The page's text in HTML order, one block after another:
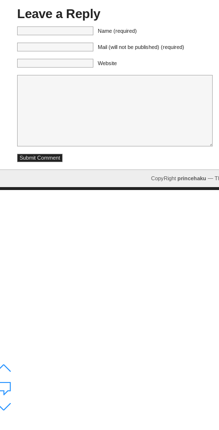
Leave a Reply
Name (required)
Mail (will not be published) (required)
Website
CopyRight princehaku —